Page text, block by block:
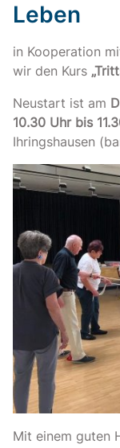
Leben
in Kooperation
wir den Kurs
Neustart ist am
10.30 Uhr bis
Ihringshausen
Mit einem guten